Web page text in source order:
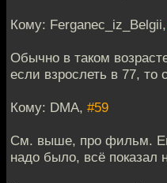
Кому: Ferganec_iz_Belgii,
Обычно в таком
если взрослеть в 77, то
Кому: DMA, #59
См. выше, про фильм.
надо было, всё показал